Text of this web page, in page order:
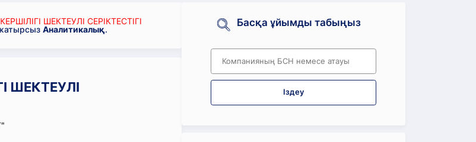
ШЕКТЕУЛІ СЕРІКТЕСТІГІ
Аналитикалық.
ШЕКТЕУЛІ
Басқа ұйымды табыңыз
Іздеу